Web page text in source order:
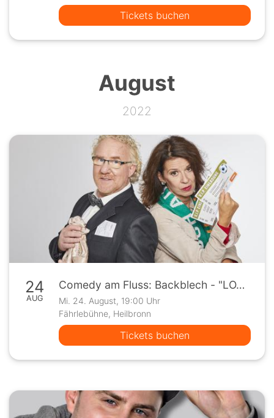
Tickets buchen
August
2022
24
AUG
Comedy am Fluss: Backblech - "LOVE HURTS"
Mi. 24. August, 19:00 Uhr
Fährlebühne, Heilbronn
Tickets buchen